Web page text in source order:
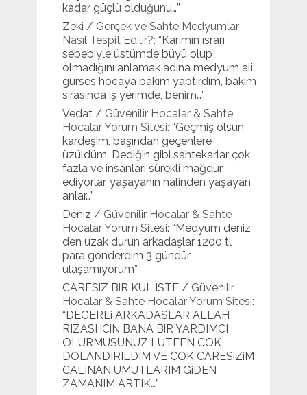
kadar güçlü olduğunu…”
Zeki / Gerçek ve Sahte Medyumlar
Nasıl Tespit Edilir?: “ Karımın ısrarı
sebebiyle üstümde büyü olup
olmadığını anlamak adına medyum ali
gürses hocaya bakım yaptırdım, bakım
sırasında iş yerimde, benim…”
Vedat/ Güvenilir Hocalar & Sahte
Hocalar Yorum Sitesi: “Geçmiş olsun
kardeşim, başından geçenlere
üzüldüm. Dediğin gibi sahtekarlar çok
fazla ve insanları sürekli mağdur
ediyorlar, yaşayanın halinden yaşayan
anlar…”
Deniz / Güvenilir Hocalar & Sahte
Hocalar Yorum Sitesi: “ Medyum deniz
den uzak durun arkadaşlar 1200 tl
para gönderdim 3 gündür
ulaşamıyorum”
CARESiZ BiR KUL iSTE/ Güvenilir
Hocalar & Sahte Hocalar Yorum Sitesi:
“ DEGERLi ARKADASLAR ALLAH
RIZASI iCiN BANA BiR YARDIMCI
OLURMUSUNUZ LUTFEN COK
DOLANDIRILDIM VE COK CARESiZiM
CALINAN UMUTLARIM GiDEN
ZAMANIM ARTIK…”